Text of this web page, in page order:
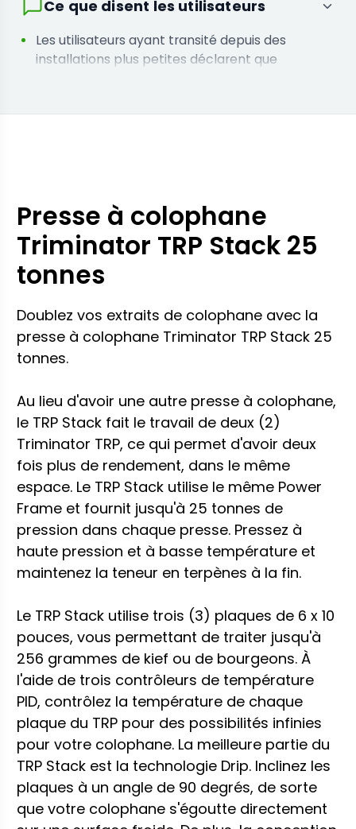
Ce que disent les utilisateurs
Les utilisateurs ayant transité depuis des
installations plus petites déclarent que
Les acheteurs ayant opté pour cet appareil
Presse à colophane
Triminator TRP Stack 25
tonnes
Doublez vos extraits de colophane avec la
presse à colophane Triminator TRP Stack 25
tonnes.
Au lieu d'avoir une autre presse à colophane,
le TRP Stack fait le travail de deux (2)
Triminator TRP, ce qui permet d'avoir deux
fois plus de rendement, dans le même
espace. Le TRP Stack utilise le même Power
Frame et fournit jusqu'à 25 tonnes de
pression dans chaque presse. Pressez à
haute pression et à basse température et
maintenez la teneur en terpènes à la fin.
Le TRP Stack utilise trois (3) plaques de 6 x 10
pouces, vous permettant de traiter jusqu'à
256 grammes de kief ou de bourgeons. À
l'aide de trois contrôleurs de température
PID, contrôlez la température de chaque
plaque du TRP pour des possibilités infinies
pour votre colophane. La meilleure partie du
TRP Stack est la technologie Drip. Inclinez les
plaques à un angle de 90 degrés, de sorte
que votre colophane s'égoutte directement